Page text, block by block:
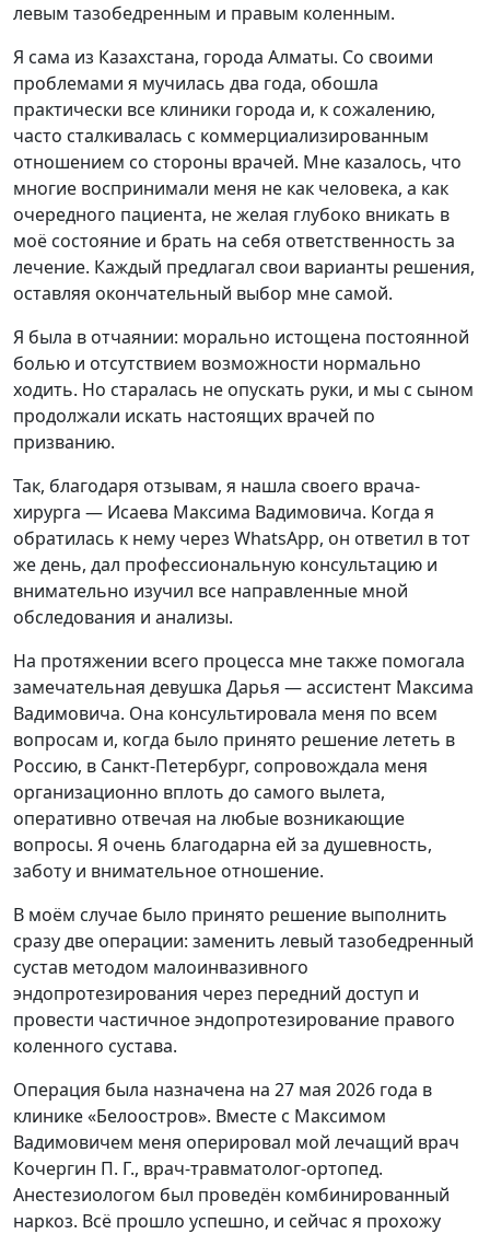
левым тазобедренным и правым коленным.
Я сама из Казахстана, города Алматы. Со своими
проблемами я мучилась два года, обошла
практически все клиники города и, к сожалению,
часто сталкивалась с коммерциализированным
отношением со стороны врачей. Мне казалось, что
многие воспринимали меня не как человека, а как
очередного пациента, не желая глубоко вникать в
моё состояние и брать на себя ответственность за
лечение. Каждый предлагал свои варианты решения,
оставляя окончательный выбор мне самой.
Я была в отчаянии: морально истощена постоянной
болью и отсутствием возможности нормально
ходить. Но старалась не опускать руки, и мы с сыном
продолжали искать настоящих врачей по
призванию.
Так, благодаря отзывам, я нашла своего врача-
хирурга — Исаева Максима Вадимовича. Когда я
обратилась к нему через WhatsApp, он ответил в тот
же день, дал профессиональную консультацию и
внимательно изучил все направленные мной
обследования и анализы.
На протяжении всего процесса мне также помогала
замечательная девушка Дарья — ассистент Максима
Вадимовича. Она консультировала меня по всем
вопросам и, когда было принято решение лететь в
Россию, в Санкт-Петербург, сопровождала меня
организационно вплоть до самого вылета,
оперативно отвечая на любые возникающие
вопросы. Я очень благодарна ей за душевность,
заботу и внимательное отношение.
В моём случае было принято решение выполнить
сразу две операции: заменить левый тазобедренный
сустав методом малоинвазивного
эндопротезирования через передний доступ и
провести частичное эндопротезирование правого
коленного сустава.
Операция была назначена на 27 мая 2026 года в
клинике «Белоостров». Вместе с Максимом
Вадимовичем меня оперировал мой лечащий врач
Кочергин П. Г., врач-травматолог-ортопед.
Анестезиологом был проведён комбинированный
наркоз. Всё прошло успешно, и сейчас я прохожу